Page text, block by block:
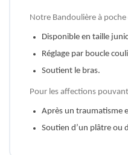
Notre Bandoulière à
Disponible en taille
Réglage par boucle
Soutient le bras.
Pour les affections
Après un traumatisme
Soutien d’un plâtre ou